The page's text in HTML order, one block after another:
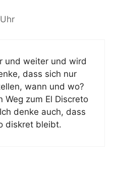
und weiter und wird
dass sich nur
wann und wo?
Weg zum El Discreto
denke auch, dass
diskret bleibt.